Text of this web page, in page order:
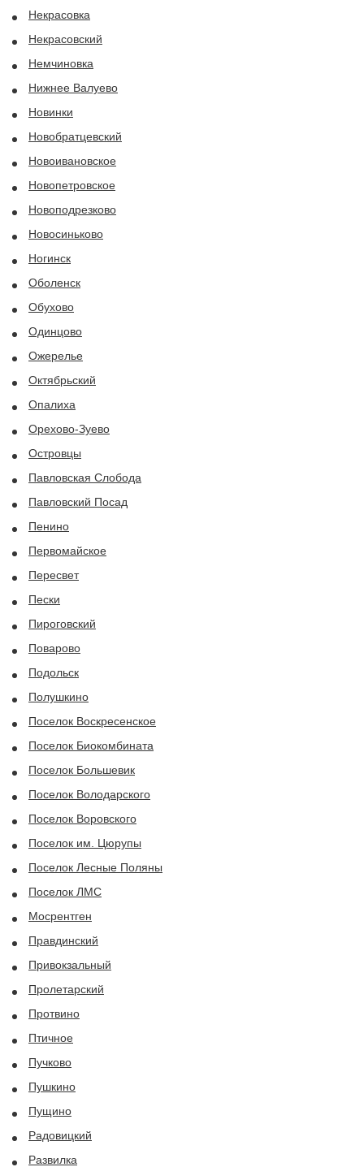
Некрасовка
Некрасовский
Немчиновка
Нижнее Валуево
Новинки
Новобратцевский
Новоивановское
Новопетровское
Новоподрезково
Новосиньково
Ногинск
Оболенск
Обухово
Одинцово
Ожерелье
Октябрьский
Опалиха
Орехово-Зуево
Островцы
Павловская Слобода
Павловский Посад
Пенино
Первомайское
Пересвет
Пески
Пироговский
Поварово
Подольск
Полушкино
Поселок Воскресенское
Поселок Биокомбината
Поселок Большевик
Поселок Володарского
Поселок Воровского
Поселок им. Цюрупы
Поселок Лесные Поляны
Поселок ЛМС
Мосрентген
Правдинский
Привокзальный
Пролетарский
Протвино
Птичное
Пучково
Пушкино
Пущино
Радовицкий
Развилка